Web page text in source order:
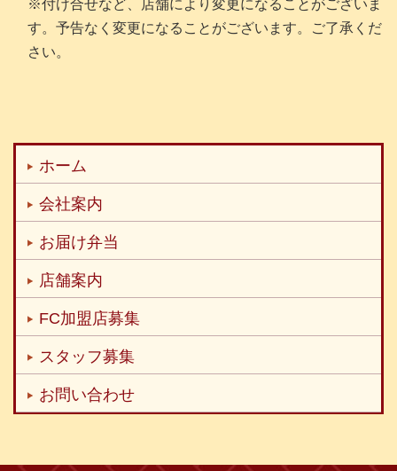
※付け合せなど、店舗により変更になることがございま
す。予告なく変更になることがございます。ご了承くだ
さい。
ホーム
会社案内
お届け弁当
店舗案内
FC加盟店募集
スタッフ募集
お問い合わせ